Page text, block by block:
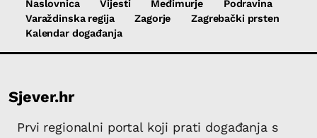
Naslovnica Vijesti Međimurje
Podravina
Varaždinska regija
Zagorje
Zagrebački prsten
Kalendar događanja
Sjever.hr
Prvi regionalni portal koji prati događanja s